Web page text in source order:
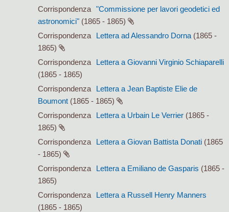
Corrispondenza
"Commissione per lavori geodetici ed
astronomici" (1865 - 1865)
Corrispondenza
Lettera ad Alessandro Dorna (1865 -
1865)
Corrispondenza
Lettera a Giovanni Virginio Schiaparelli
(1865 - 1865)
Corrispondenza
Lettera a Jean Baptiste Elie de
Boumont (1865 - 1865)
Corrispondenza
Lettera a Urbain Le Verrier (1865 -
1865)
Corrispondenza
Lettera a Giovan Battista Donati (1865
- 1865)
Corrispondenza
Lettera a Emiliano de Gasparis (1865 -
1865)
Corrispondenza
Lettera a Russell Henry Manners
(1865 - 1865)